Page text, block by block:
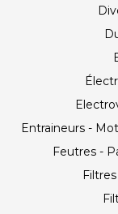
Entraineurs -
Feutres -